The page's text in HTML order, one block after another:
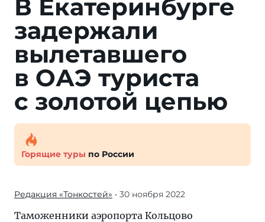
В Екатеринбурге
задержали
вылетавшего
в ОАЭ туриста
с золотой цепью
Горящие туры по России
Редакция «Тонкостей» • 30 ноября 2022
Таможенники аэропорта Кольцово